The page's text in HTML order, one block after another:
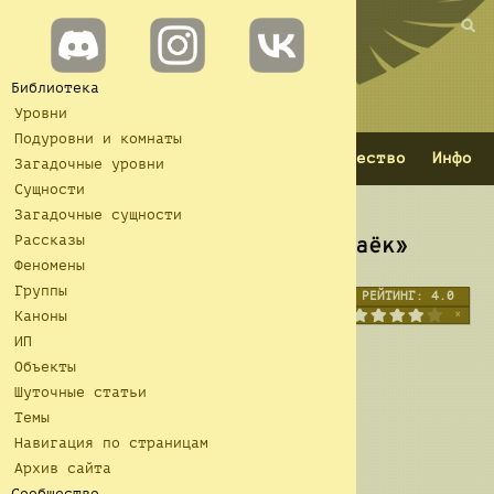
База данных Backrooms
Вы бывали здесь раньше.
≡ Вики ENG Сообщество Инфо
Библиотека
Уровни
Подуровни и комнаты
Загадочные уровни
Сущности
Загадочные сущности
Рассказы
Феномены
Группы
Каноны
ИП
Объекты
Шуточные статьи
Темы
Навигация по страницам
Архив сайта
Объект EN-16 — «Царский Паёк»
РЕЙТИНГ: 4.0